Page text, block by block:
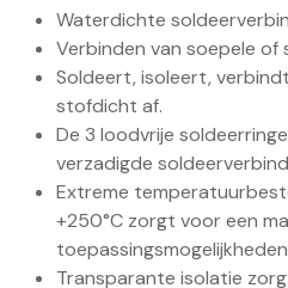
Waterdichte
Verbinden van soepele of
Soldeert, isoleert,
stofdicht af.
De 3 loodvrije
verzadigde
Extreme
+250°C zorgt voor een
Transparante isolatie